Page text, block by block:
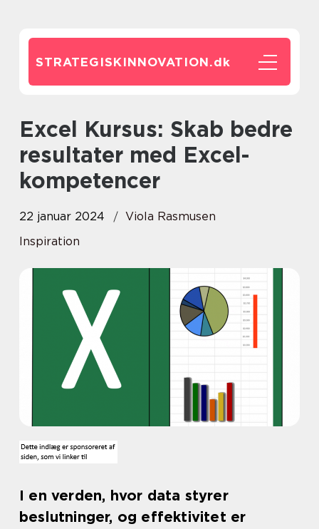
STRATEGISKINNOVATION.dk
Excel Kursus: Skab bedre
resultater med Excel-
kompetencer
22 januar 2024
Viola Rasmusen
Inspiration
I en verden, hvor data styrer
beslutninger, og effektivitet er